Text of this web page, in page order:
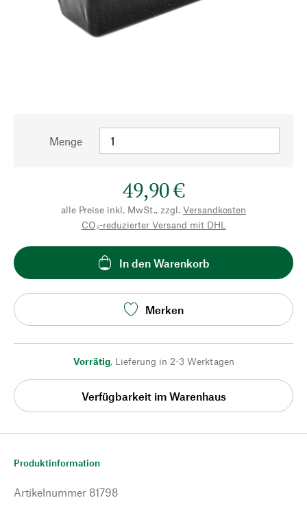
Menge
49,90 €
alle Preise inkl. MwSt., zzgl. Versandkosten
CO₂-reduzierter Versand mit DHL
In den Warenkorb
Merken
Vorrätig, Lieferung in 2-3 Werktagen
Verfügbarkeit im Warenhaus
Produktinformation
Artikelnummer 81798